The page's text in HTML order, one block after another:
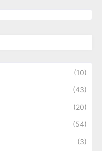
(10)
(43)
(20)
(54)
(3)